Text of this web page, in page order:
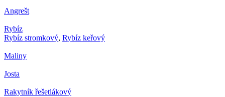
Angrešt
Rybíz
Rybíz stromkový, Rybíz keřový
Maliny
Josta
Rakytník řešetlákový